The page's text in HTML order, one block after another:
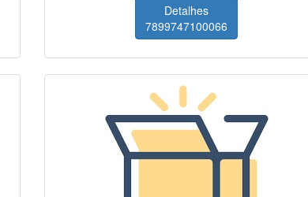
Detalhes
7899747100066